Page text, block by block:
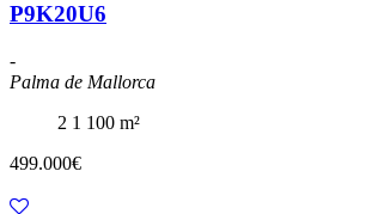
P9K20U6
-
Palma de Mallorca
2 1 100 m²
499.000€